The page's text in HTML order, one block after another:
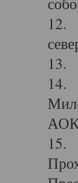
12.
13.
14.
15.